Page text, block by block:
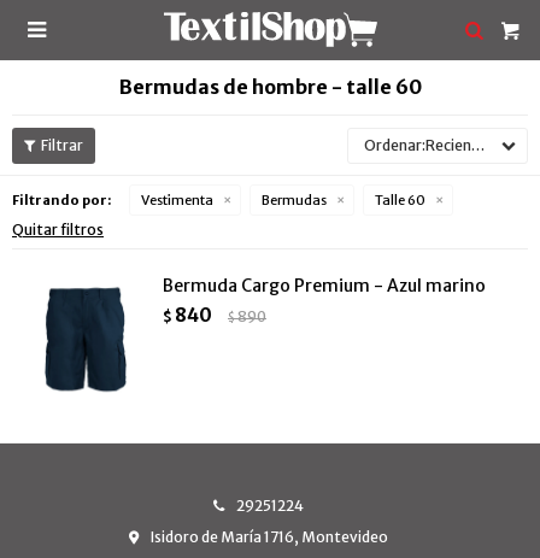

Bermudas de hombre - talle 60
Recientes
Filtrando por: Vestimenta Bermudas Talle 60
Quitar filtros
Bermuda Cargo Premium - Azul marino
$ 840 $890
29251224
Isidoro de María 1716, Montevideo